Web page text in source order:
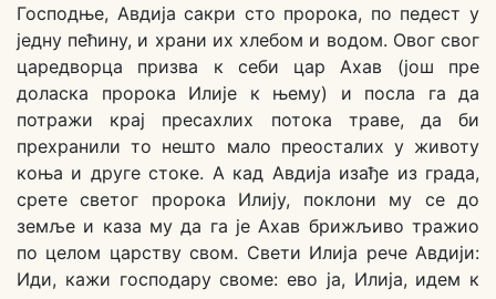
Господње, Авдија сакри сто пророка, по педест у
једну пећину, и храни их хлебом и водом. Овог свог
царедворца призва к себи цар Ахав (још пре
доласка пророка Илије к њему) и посла га да
потражи крај пресахлих потока траве, да би
прехранили то нешто мало преосталих у животу
коња и друге стоке. А кад Авдија изађе из града,
срете светог пророка Илију, поклони му се до
земље и каза му да га је Ахав брижљиво тражио
по целом царству свом. Свети Илија рече Авдији:
Иди, кажи господару своме: ево ја, Илија, идем к